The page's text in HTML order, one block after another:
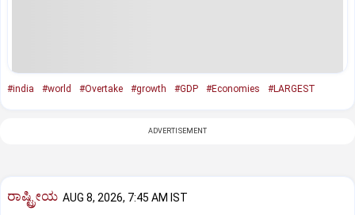
#india #world #Overtake #growth #GDP #Economies #LARGEST
ADVERTISEMENT
ರಾಷ್ಟ್ರೀಯ AUG 8, 2026, 7:45 AM IST